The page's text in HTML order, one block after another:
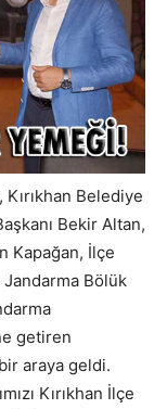
Kırıkhan Belediye
Bekir Altan,
Kapağan, İlçe
Bölük
getiren
araya geldi.
Kırıkhan İlçe